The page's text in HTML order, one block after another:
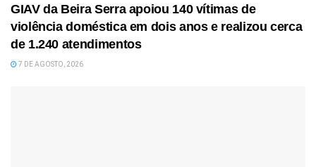
GIAV da Beira Serra apoiou 140 vítimas de
violência doméstica em dois anos e realizou cerca
de 1.240 atendimentos
7 DE AGOSTO, 2026